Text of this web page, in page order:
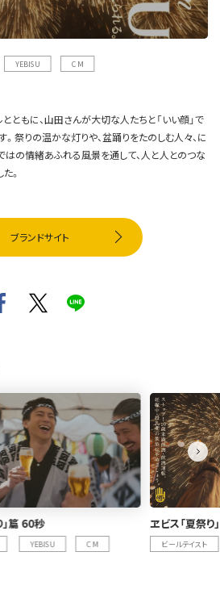
YEBISU CM
ともに、山田さんが大切な人たちと「いい顔」で
祭りの温かな灯りや、盆踊りをたのしむ人々、に
はの情緒あふれる風景を通して、人と人とのつな
。
ブランドサイト
」篇 60秒
YEBISU CM
ヱビス「夏祭り
ビールテイスト